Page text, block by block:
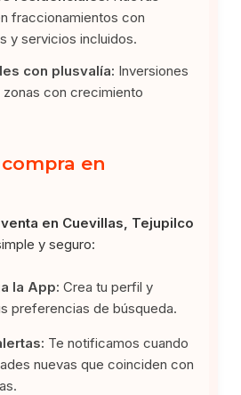
fraccionamientos con
y servicios incluidos.
con plusvalía: Inversiones
zonas con crecimiento
en
en Cuevillas, Tejupilco
y seguro:
la App: Crea tu perfil y
preferencias de búsqueda.
Te notificamos cuando
nuevas que coinciden con